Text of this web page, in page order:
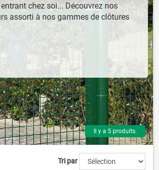
chez soi... Découvrez nos
assorti à nos gammes de clôtures
Il y a 5 produits.
Tri par